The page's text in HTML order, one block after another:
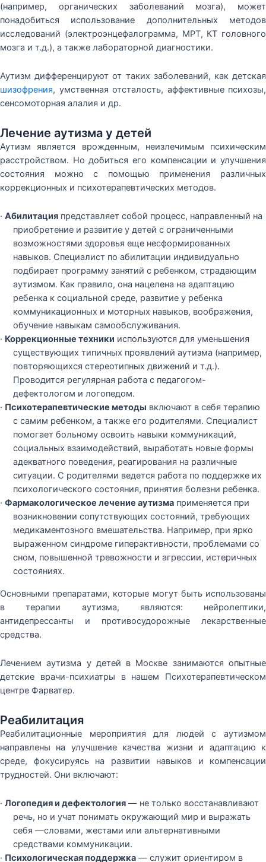
(например, органических заболеваний мозга), может
понадобиться использование дополнительных методов
исследований (электроэнцефалограмма, МРТ, КТ головного
мозга и т.д.), а также лабораторной диагностики.
Аутизм дифференцируют от таких заболеваний, как детская
шизофрения, умственная отсталость, аффективные психозы,
сенсомоторная алалия и др.
Лечение аутизма у детей
Аутизм является врожденным, неизлечимым психическим
расстройством. Но добиться его компенсации и улучшения
состояния можно с помощью применения различных
коррекционных и психотерапевтических методов.
· Абилитация представляет собой процесс, направленный на
приобретение и развитие у детей с ограниченными
возможностями здоровья еще несформированных
навыков. Специалист по абилитации индивидуально
подбирает программу занятий с ребенком, страдающим
аутизмом. Как правило, она нацелена на адаптацию
ребенка к социальной среде, развитие у ребенка
коммуникационных и моторных навыков, воображения,
обучение навыкам самообслуживания.
· Коррекционные техники используются для уменьшения
существующих типичных проявлений аутизма (например,
повторяющихся стереотипных движений и т.д.).
Проводится регулярная работа с педагогом-
дефектологом и логопедом.
· Психотерапевтические методы включают в себя терапию
с самим ребенком, а также его родителями. Специалист
помогает больному освоить навыки коммуникаций,
социальных взаимодействий, выработать новые формы
адекватного поведения, реагирования на различные
ситуации. С родителями ведется работа по поддержке их
психологического состояния, принятия болезни ребенка.
· Фармакологическое лечение аутизма применяется при
возникновении сопутствующих состояний, требующих
медикаментозного вмешательства. Например, при ярко
выраженном синдроме гиперактивности, проблемами со
сном, повышенной тревожности и агрессии, истеричных
состояниях.
Основными препаратами, которые могут быть использованы
в терапии аутизма, являются: нейролептики,
антидепрессанты и противосудорожные лекарственные
средства.
Лечением аутизма у детей в Москве занимаются опытные
детские врачи-психиатры в нашем Психотерапевтическом
центре Фарватер.
Реабилитация
Реабилитационные мероприятия для людей с аутизмом
направлены на улучшение качества жизни и адаптацию к
среде, фокусируясь на развитии навыков и компенсации
трудностей. Они включают:
· Логопедия и дефектология — не только восстанавливают
речь, но и учат понимать окружающий мир и выражать
себя —словами, жестами или альтернативными
средствами коммуникации.
· Психологическая поддержка — служит ориентиром в